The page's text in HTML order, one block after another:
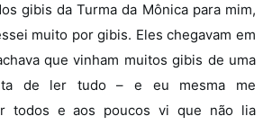
gibis da Turma da Mônica para mim,
muito por gibis. Eles chegavam em
que vinham muitos gibis de uma
de ler tudo – e eu mesma me
todos e aos poucos vi que não lia